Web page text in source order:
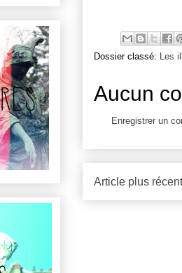
Dossier classé: Les
Aucun
Enregistrer un
Article plus récent